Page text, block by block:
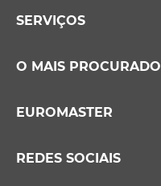
SERVIÇOS
O MAIS PROCURADO
EUROMASTER
REDES SOCIAIS